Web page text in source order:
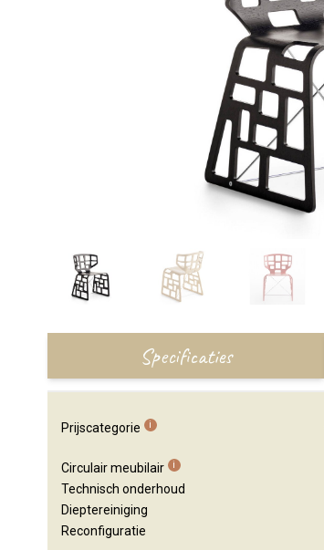
Specificaties
Prijscategorie i
Circulair meubilair i
Technisch onderhoud
Dieptereiniging
Reconfiguratie